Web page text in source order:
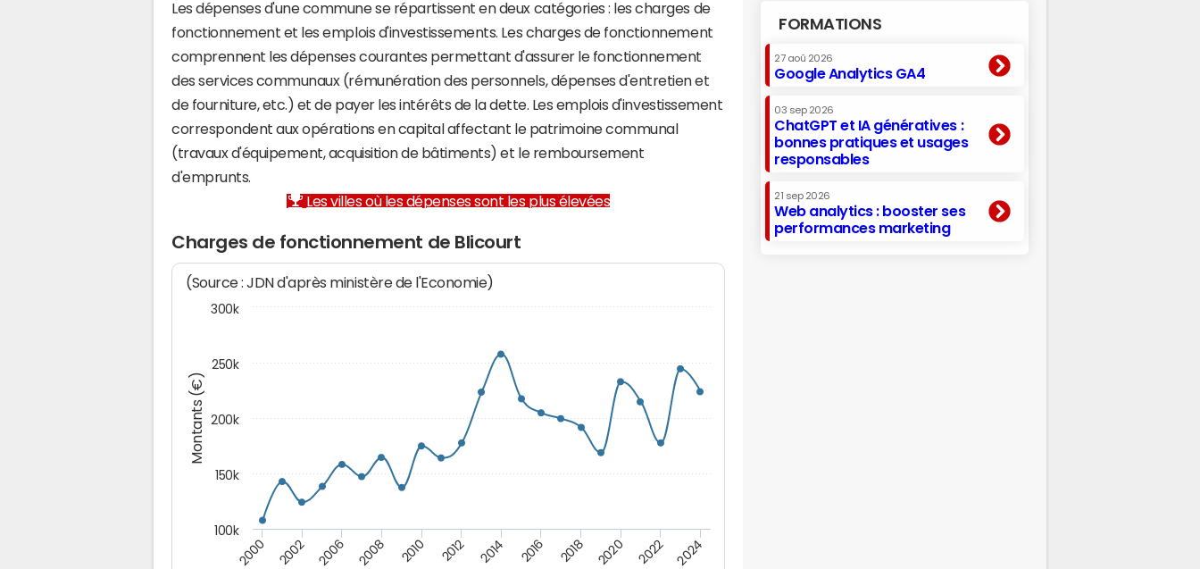
Les dépenses d'une commune se répartissent en deux catégories : les charges de
fonctionnement et les emplois d'investissements. Les charges de fonctionnement
comprennent les dépenses courantes permettant d'assurer le fonctionnement
des services communaux (rémunération des personnels, dépenses d'entretien et
de fourniture, etc.) et de payer les intérêts de la dette. Les emplois d'investissement
correspondent aux opérations en capital affectant le patrimoine communal
(travaux d'équipement, acquisition de bâtiments) et le remboursement
d'emprunts.
Les villes où les dépenses sont les plus élevées
Charges de fonctionnement de Blicourt
Montants (€)
(Source : JDN d'après ministère de l'Economie)
2000 2002 2006 2008 2010 2012 2014 2016 2018 2020 2022 2024
100k
150k
200k
250k
300k
FORMATIONS
27 aoû 2026
Google Analytics GA4
03 sep 2026
ChatGPT et IA génératives :
bonnes pratiques et usages
responsables
21 sep 2026
Web analytics : booster ses
performances marketing